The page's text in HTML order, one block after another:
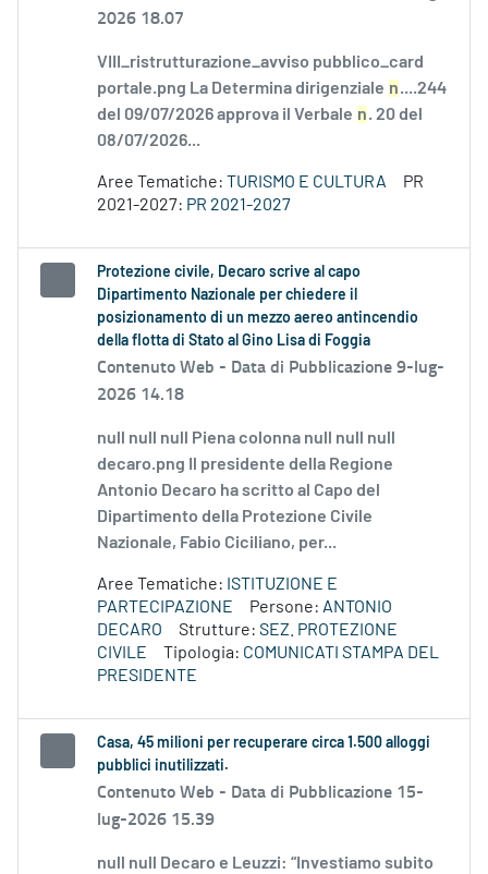
2026 18.07
VIII_ristrutturazione_avviso pubblico_card
portale.png La Determina dirigenziale n....244
del 09/07/2026 approva il Verbale n. 20 del
08/07/2026...
Aree Tematiche: TURISMO E CULTURA
PR
2021-2027: PR 2021-2027
Protezione civile, Decaro scrive al capo
Dipartimento Nazionale per chiedere il
posizionamento di un mezzo aereo antincendio
della flotta di Stato al Gino Lisa di Foggia
Contenuto Web - Data di Pubblicazione 9-lug-
2026 14.18
null null null Piena colonna null null null
decaro.png Il presidente della Regione
Antonio Decaro ha scritto al Capo del
Dipartimento della Protezione Civile
Nazionale, Fabio Ciciliano, per...
Aree Tematiche: ISTITUZIONE E
PARTECIPAZIONE
Persone: ANTONIO
DECARO
Strutture: SEZ. PROTEZIONE
CIVILE
Tipologia: COMUNICATI STAMPA DEL
PRESIDENTE
Casa, 45 milioni per recuperare circa 1.500 alloggi
pubblici inutilizzati.
Contenuto Web - Data di Pubblicazione 15-
lug-2026 15.39
null null Decaro e Leuzzi: “Investiamo subito